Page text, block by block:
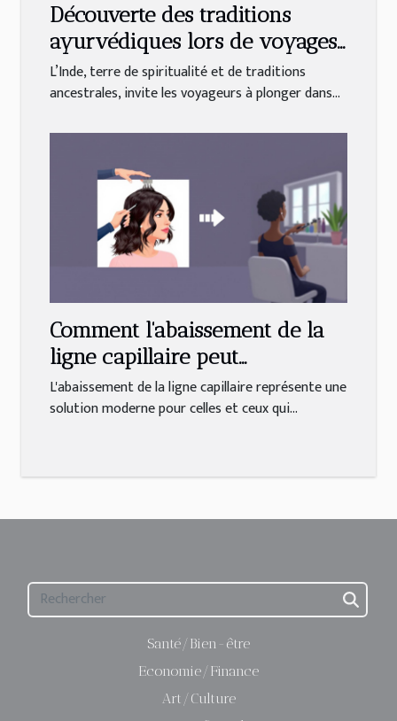
Découverte des traditions
ayurvédiques lors de voyages
en Inde
L’Inde, terre de spiritualité et de traditions
ancestrales, invite les voyageurs à plonger dans...
Comment l'abaissement de la
ligne capillaire peut
transformer votre profil ?
L'abaissement de la ligne capillaire représente une
solution moderne pour celles et ceux qui...
Santé/Bien-être
Economie/Finance
Art/Culture